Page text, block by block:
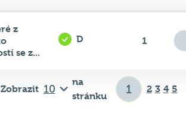
z
se z...
D 1
Zobrazit
na
stránku
2 3 4 5